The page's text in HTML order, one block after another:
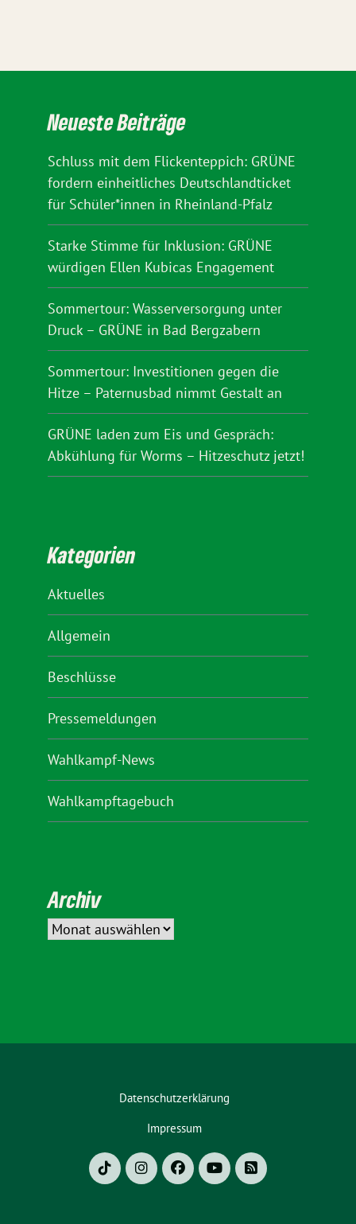
Neueste Beiträge
Schluss mit dem Flickenteppich: GRÜNE
fordern einheitliches Deutschlandticket
für Schüler*innen in Rheinland-Pfalz
Starke Stimme für Inklusion: GRÜNE
würdigen Ellen Kubicas Engagement
Sommertour: Wasserversorgung unter
Druck – GRÜNE in Bad Bergzabern
Sommertour: Investitionen gegen die
Hitze – Paternusbad nimmt Gestalt an
GRÜNE laden zum Eis und Gespräch:
Abkühlung für Worms – Hitzeschutz jetzt!
Kategorien
Aktuelles
Allgemein
Beschlüsse
Pressemeldungen
Wahlkampf-News
Wahlkampftagebuch
Archiv
Datenschutzerklärung
Impressum